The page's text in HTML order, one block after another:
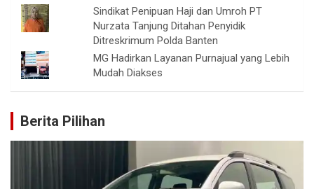
Sindikat Penipuan Haji dan Umroh PT
Nurzata Tanjung Ditahan Penyidik
Ditreskrimum Polda Banten
MG Hadirkan Layanan Purnajual yang Lebih
Mudah Diakses
Berita Pilihan